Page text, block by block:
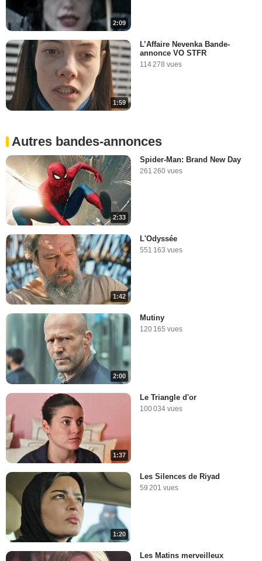
2:09
1:59
L’Affaire Nevenka Bande-
annonce VO STFR
114 278 vues
Autres bandes-annonces
2:33
Spider-Man: Brand New Day
261 260 vues
1:42
L'Odyssée
551 163 vues
2:00
Mutiny
120 165 vues
1:37
Le Triangle d'or
100 034 vues
1:20
Les Silences de Riyad
59 201 vues
Les Matins merveilleux